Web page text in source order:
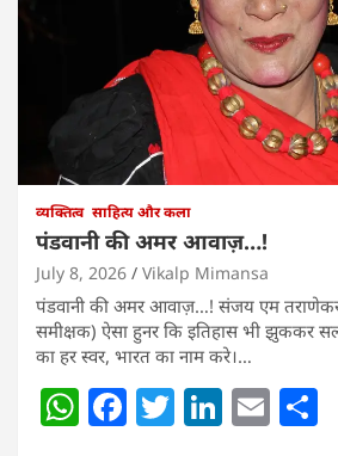
व्यक्तित्व साहित्य और कला
पंडवानी की अमर आवाज़…!
July 8, 2026 Vikalp Mimansa
पंडवानी की अमर आवाज़…! संजय एम
समीक्षक) ऐसा हुनर कि इतिहास भी झुककर
का हर स्वर, भारत का नाम करे।…
W F T Li E